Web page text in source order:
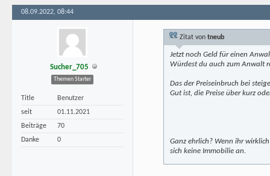
08.09.2022, 08:44
Sucher_705
Themen Starter
Title
Benutzer
seit
01.11.2021
Beiträge
70
Danke
0
Zitat von tneub
Jetzt noch Geld für einen
Würdest du auch zum Anwalt
Das der Preiseinbruch bei
Gut ist, die Preise über kurz
Ganz ehrlich? Wenn ihr
sich keine Immobilie an.